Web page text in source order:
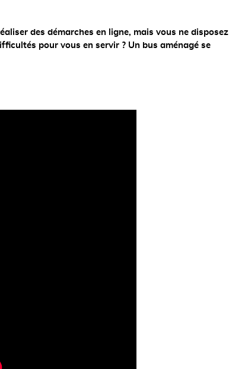
des démarches en ligne, mais vous ne disposez
pour vous en servir ? Un bus aménagé se